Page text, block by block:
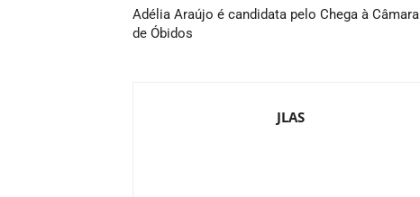
Adélia Araújo é candidata pelo Chega à Câmara
de Óbidos
JLAS